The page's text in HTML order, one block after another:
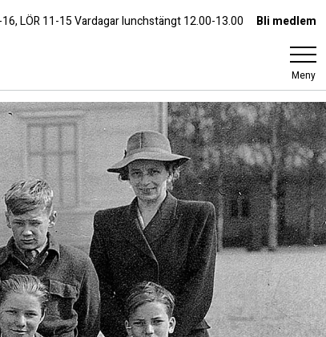
16, LÖR 11-15 Vardagar lunchstängt 12.00-13.00 Bli medlem
Meny